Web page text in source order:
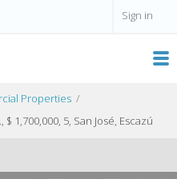
Sign in
Properties
1,700,000, 5, San José, Escazú